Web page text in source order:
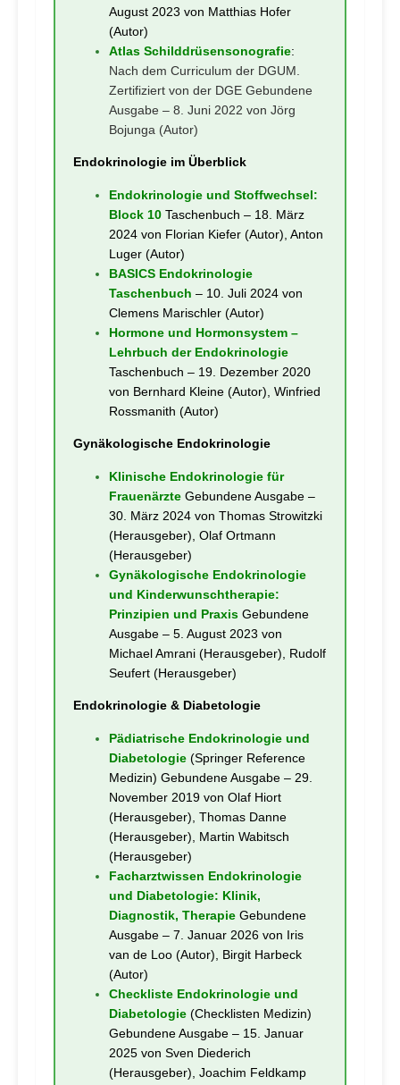
August 2023 von Matthias Hofer
(Autor)
Atlas Schilddrüsensonografie:
Nach dem Curriculum der DGUM.
Zertifiziert von der DGE Gebundene
Ausgabe – 8. Juni 2022 von Jörg
Bojunga (Autor)
Endokrinologie im Überblick
Endokrinologie und Stoffwechsel:
Block 10 Taschenbuch – 18. März
2024 von Florian Kiefer (Autor), Anton
Luger (Autor)
BASICS Endokrinologie
Taschenbuch – 10. Juli 2024 von
Clemens Marischler (Autor)
Hormone und Hormonsystem –
Lehrbuch der Endokrinologie
Taschenbuch – 19. Dezember 2020
von Bernhard Kleine (Autor), Winfried
Rossmanith (Autor)
Gynäkologische Endokrinologie
Klinische Endokrinologie für
Frauenärzte Gebundene Ausgabe –
30. März 2024 von Thomas Strowitzki
(Herausgeber), Olaf Ortmann
(Herausgeber)
Gynäkologische Endokrinologie
und Kinderwunschtherapie:
Prinzipien und Praxis Gebundene
Ausgabe – 5. August 2023 von
Michael Amrani (Herausgeber), Rudolf
Seufert (Herausgeber)
Endokrinologie & Diabetologie
Pädiatrische Endokrinologie und
Diabetologie (Springer Reference
Medizin) Gebundene Ausgabe – 29.
November 2019 von Olaf Hiort
(Herausgeber), Thomas Danne
(Herausgeber), Martin Wabitsch
(Herausgeber)
Facharztwissen Endokrinologie
und Diabetologie: Klinik,
Diagnostik, Therapie Gebundene
Ausgabe – 7. Januar 2026 von Iris
van de Loo (Autor), Birgit Harbeck
(Autor)
Checkliste Endokrinologie und
Diabetologie (Checklisten Medizin)
Gebundene Ausgabe – 15. Januar
2025 von Sven Diederich
(Herausgeber), Joachim Feldkamp